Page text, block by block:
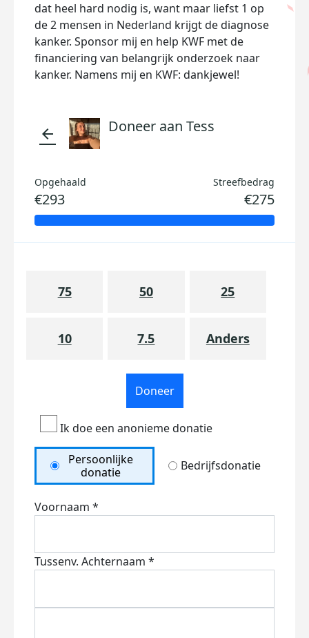
dat heel hard nodig is, want maar liefst 1 op
de 2 mensen in Nederland krijgt de diagnose
kanker. Sponsor mij en help KWF met de
financiering van belangrijk onderzoek naar
kanker. Namens mij en KWF: dankjewel!
arrow_back Doneer aan Tess
Opgehaald
€293
Streefbedrag
€275
75 50 25
10 7.5 Anders
Doneer
Ik doe een anonieme donatie
Persoonlijke
donatie
Bedrijfsdonatie
Voornaam *
Tussenv. Achternaam *